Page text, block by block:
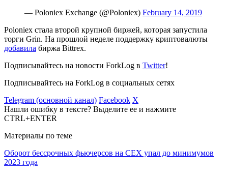
— Poloniex Exchange (@Poloniex) February 14, 2019
Poloniex стала второй крупной биржей, которая запустила
торги Grin. На прошлой неделе поддержку криптовалюты
добавила биржа Bittrex.
Подписывайтесь на новости ForkLog в Twitter!
Подписывайтесь на ForkLog в социальных сетях
Telegram (основной канал) Facebook X
Нашли ошибку в тексте? Выделите ее и нажмите
CTRL+ENTER
Материалы по теме
Оборот бессрочных фьючерсов на CEX упал до минимумов
2023 года